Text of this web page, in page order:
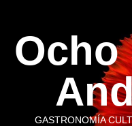
contenido
Ocho
GASTRONOMÍA